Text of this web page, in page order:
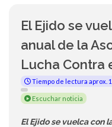
El Ejido se
anual de la
Lucha Contra
Tiempo de lectura aprox.
Escuchar noticia
El Ejido se vuelca con